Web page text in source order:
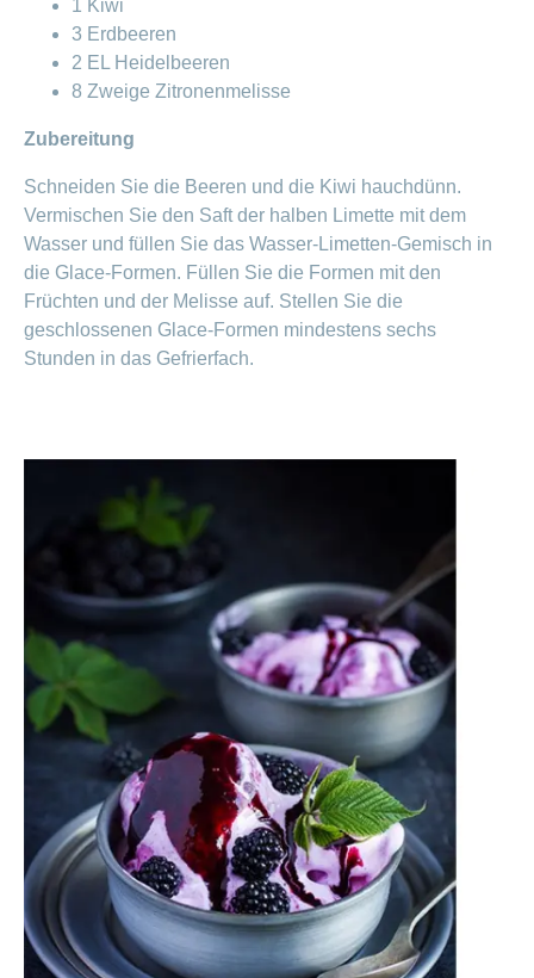
1 Kiwi
3 Erdbeeren
2 EL Heidelbeeren
8 Zweige Zitronenmelisse
Zubereitung
Schneiden Sie die Beeren und die Kiwi hauchdünn.
Vermischen Sie den Saft der halben Limette mit dem
Wasser und füllen Sie das Wasser-Limetten-Gemisch in
die Glace-Formen. Füllen Sie die Formen mit den
Früchten und der Melisse auf. Stellen Sie die
geschlossenen Glace-Formen mindestens sechs
Stunden in das Gefrierfach.